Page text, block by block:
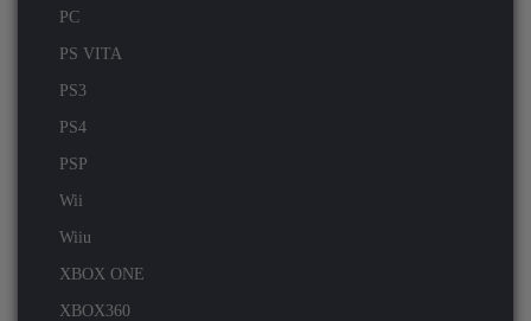
PC
PS VITA
PS3
PS4
PSP
Wii
Wiiu
XBOX ONE
XBOX360